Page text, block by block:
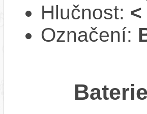
Hlučnost: <
Označení: